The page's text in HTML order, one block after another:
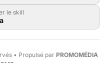
le skill
• Propulsé par PROMOMÉDIA